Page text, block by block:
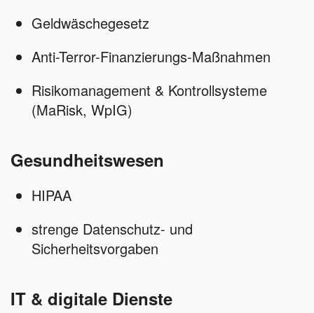
Geldwäschegesetz
Anti-Terror-Finanzierungs-Maßnahmen
Risikomanagement & Kontrollsysteme
(MaRisk, WpIG)
Gesundheitswesen
HIPAA
strenge Datenschutz- und
Sicherheitsvorgaben
IT & digitale Dienste